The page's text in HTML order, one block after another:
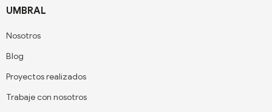
UMBRAL
Nosotros
Blog
Proyectos realizados
Trabaje con nosotros